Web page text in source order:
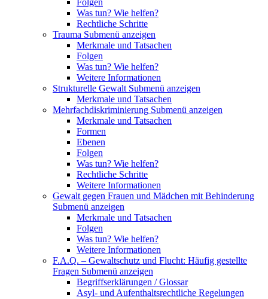
Folgen
Was tun? Wie helfen?
Rechtliche Schritte
Trauma Submenü anzeigen
Merkmale und Tatsachen
Folgen
Was tun? Wie helfen?
Weitere Informationen
Strukturelle Gewalt Submenü anzeigen
Merkmale und Tatsachen
Mehrfachdiskriminierung Submenü anzeigen
Merkmale und Tatsachen
Formen
Ebenen
Folgen
Was tun? Wie helfen?
Rechtliche Schritte
Weitere Informationen
Gewalt gegen Frauen und Mädchen mit Behinderung
Submenü anzeigen
Merkmale und Tatsachen
Folgen
Was tun? Wie helfen?
Weitere Informationen
F.A.Q. – Gewaltschutz und Flucht: Häufig gestellte
Fragen Submenü anzeigen
Begriffserklärungen / Glossar
Asyl- und Aufenthaltsrechtliche Regelungen